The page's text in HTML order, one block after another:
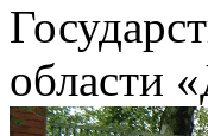
области